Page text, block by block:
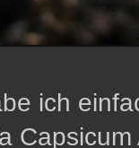
ich